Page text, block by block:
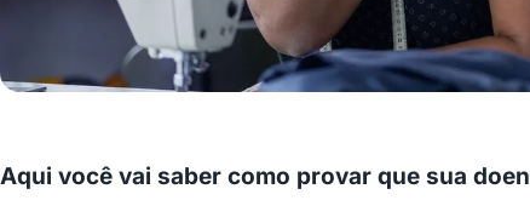
Aqui você vai saber como provar que sua